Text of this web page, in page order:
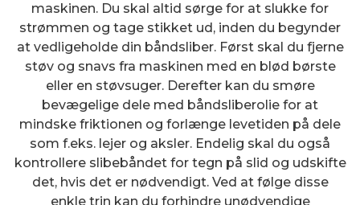
maskinen. Du skal altid sørge for at slukke for
strømmen og tage stikket ud, inden du begynder
at vedligeholde din båndsliber. Først skal du fjerne
støv og snavs fra maskinen med en blød børste
eller en støvsuger. Derefter kan du smøre
bevægelige dele med båndsliberolie for at
mindske friktionen og forlænge levetiden på dele
som f.eks. lejer og aksler. Endelig skal du også
kontrollere slibebåndet for tegn på slid og udskifte
det, hvis det er nødvendigt. Ved at følge disse
enkle trin kan du forhindre unødvendige